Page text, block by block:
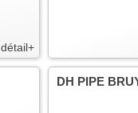
détail+
DH PIPE